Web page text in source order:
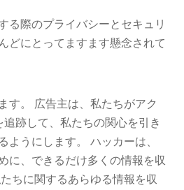
る際のプライバシーとセキュリ
どにとってますます懸念されて
す。 広告主は、私たちがアク
跡して、私たちの関心を引き
ようにします。 ハッカーは、
に、できるだけ多くの情報を収
ちに関するあらゆる情報を収